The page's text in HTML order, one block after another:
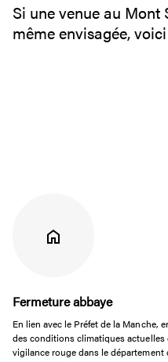
Si une venue au
même envisagée,
Fermeture abbaye
En lien avec le Préfet de la Manche,
des conditions climatiques actuelles
vigilance rouge dans le département